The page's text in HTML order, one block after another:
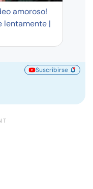
amoroso!
lentamente |
Suscribirse